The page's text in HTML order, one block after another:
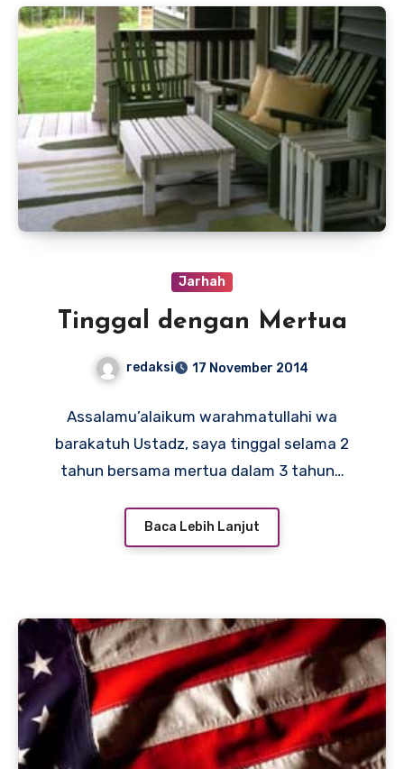
Jarhah
Tinggal dengan Mertua
redaksi 17 November 2014
Assalamu’alaikum warahmatullahi wa
barakatuh Ustadz, saya tinggal selama 2
tahun bersama mertua dalam 3 tahun…
Baca Lebih Lanjut